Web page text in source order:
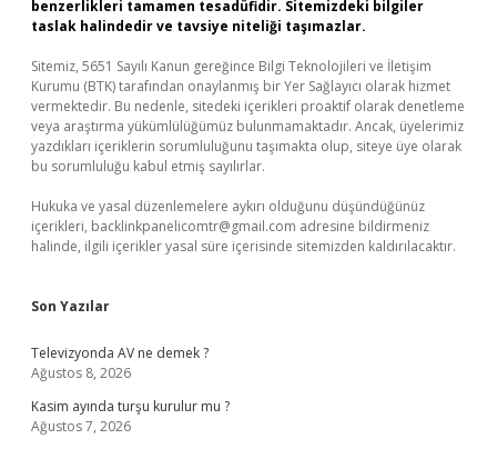
benzerlikleri tamamen tesadüfidir. Sitemizdeki bilgiler
taslak halindedir ve tavsiye niteliği taşımazlar.
Sitemiz, 5651 Sayılı Kanun gereğince Bilgi Teknolojileri ve İletişim
Kurumu (BTK) tarafından onaylanmış bir Yer Sağlayıcı olarak hizmet
vermektedir. Bu nedenle, sitedeki içerikleri proaktif olarak denetleme
veya araştırma yükümlülüğümüz bulunmamaktadır. Ancak, üyelerimiz
yazdıkları içeriklerin sorumluluğunu taşımakta olup, siteye üye olarak
bu sorumluluğu kabul etmiş sayılırlar.
Hukuka ve yasal düzenlemelere aykırı olduğunu düşündüğünüz
içerikleri, backlinkpanelicomtr@gmail.com adresine bildirmeniz
halinde, ilgili içerikler yasal süre içerisinde sitemizden kaldırılacaktır.
Son Yazılar
Televizyonda AV ne demek ?
Ağustos 8, 2026
Kasim ayında turşu kurulur mu ?
Ağustos 7, 2026